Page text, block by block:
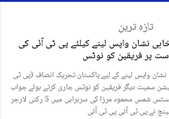
تازہ ترین
نشان واپس لینے کیلئے پی ٹی آئی کی
پر فریقین کو نوٹس
سمیت دیگر فریقین کو نوٹس جاری کرتے ہوئے جواب
طلب کر لیا۔ لاہور ہائیکورٹ کے جسٹس شمس محمود مرزا کی سربراہی میں 5 رکنی لارجر